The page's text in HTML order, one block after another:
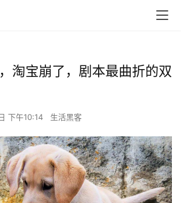
淘宝崩了，剧本最曲折的双
下午10:14 生活黑客